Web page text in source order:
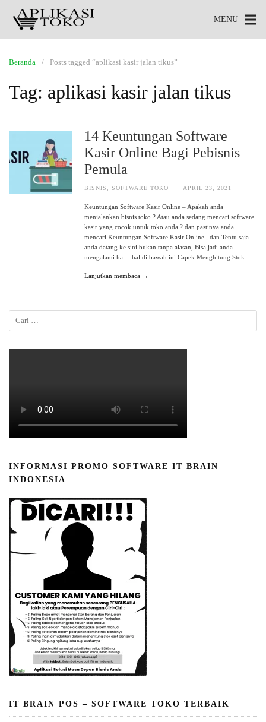
MENU
Beranda Posts tagged “aplikasi kasir jalan tikus”
Tag: aplikasi kasir jalan tikus
14 Keuntungan Software
Kasir Online Bagi Pebisnis
Pemula
BISNIS ,SOFTWARE TOKO · APRIL 23, 2021
Keuntungan Software Kasir Online – Apakah anda
menjalankan bisnis toko ? Atau anda sedang mencari software
kasir yang cocok untuk toko anda ? dan pastinya anda
mencari Keuntungan Software Kasir Online , dan Tentu saja
anda datang ke sini bukan tanpa alasan, Bisa jadi anda
mengalami hal – hal di bawah ini Capek Menghitung Stok …
Lanjutkan membaca →
INFORMASI PROMO SOFTWARE IT BRAIN
INDONESIA
IT BRAIN POS – SOFTWARE TOKO TERBAIK